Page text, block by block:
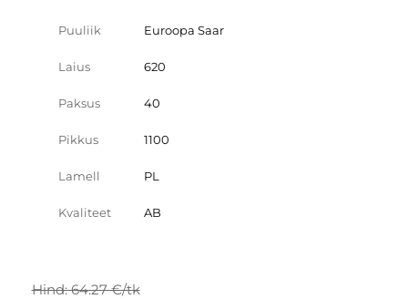
Puuliik Euroopa Saar
Laius 620
Paksus 40
Pikkus 1100
Lamell PL
Kvaliteet AB
Hind: 64.27 €/tk